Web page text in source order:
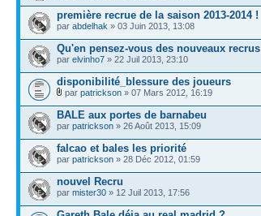
première recrue de la saison 2013-2014 !
par abdelhak » 03 Juin 2013, 13:08
Qu'en pensez-vous des nouveaux recrus
par elvinho7 » 22 Juil 2013, 23:10
disponibilité_blessure des joueurs
par patrickson » 07 Mars 2012, 16:19
BALE aux portes de barnabeu
par patrickson » 26 Août 2013, 15:09
falcao et bales les priorité
par patrickson » 28 Déc 2012, 01:59
nouvel Recru
par mister30 » 12 Juil 2013, 17:56